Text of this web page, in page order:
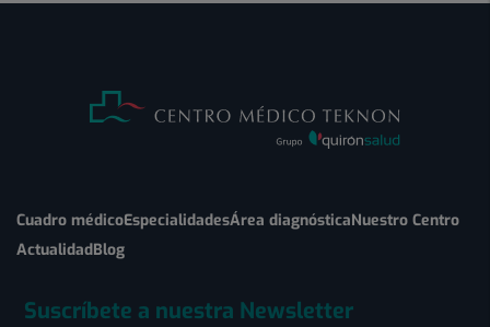
Cuadro médicoEspecialidadesÁrea diagnósticaNuestro Centro
ActualidadBlog
Suscríbete a nuestra Newsletter